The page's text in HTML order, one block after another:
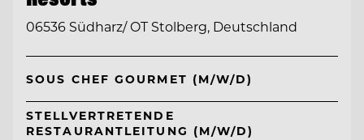
06536 Südharz/ OT Stolberg, Deutschland
SOUS CHEF GOURMET (M/W/D)
STELLVERTRETENDE
RESTAURANTLEITUNG (M/W/D)